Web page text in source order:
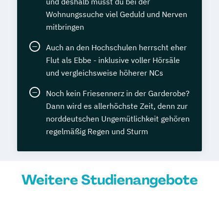
Wohnungssuche viel Geduld und Nerven
mitbringen
Auch an den Hochschulen herrscht eher
Flut als Ebbe - inklusive voller Hörsäle
und vergleichsweise höherer NCs
Noch kein Friesennerz in der Garderobe?
Dann wird es allerhöchste Zeit, denn zur
norddeutschen Ungemütlichkeit gehören
regelmäßig Regen und Sturm
Weitere Studienangebote